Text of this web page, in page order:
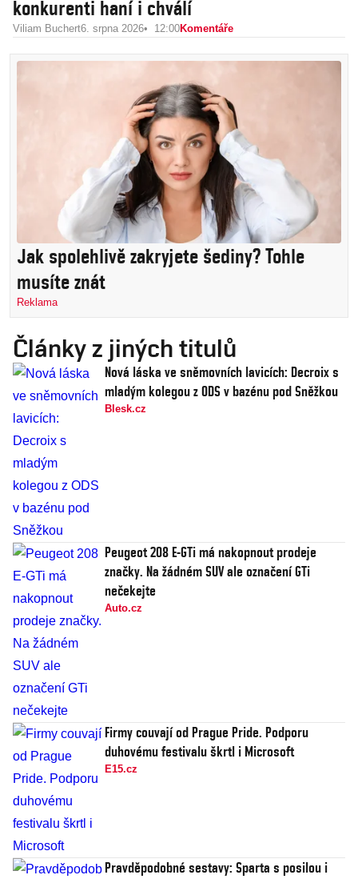
konkurenti haní i chválí
Viliam Buchert6. srpna 2026 12:00Komentáře
Jak spolehlivě zakryjete šediny? Tohle
musíte znát
Reklama
Články z jiných titulů
Nová láska ve sněmovních lavicích: Decroix s
mladým kolegou z ODS v bazénu pod Sněžkou
Blesk.cz
Peugeot 208 E-GTi má nakopnout prodeje
značky. Na žádném SUV ale označení GTi
nečekejte
Auto.cz
Firmy couvají od Prague Pride. Podporu
duhovému festivalu škrtl i Microsoft
E15.cz
Pravděpodobné sestavy: Sparta s posilou i